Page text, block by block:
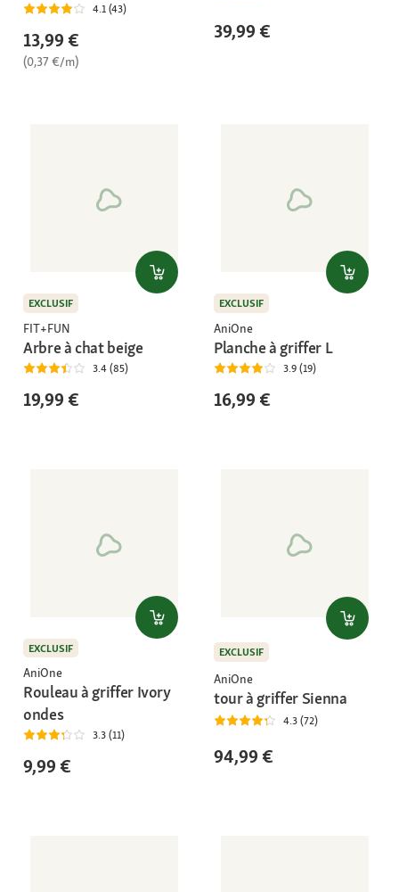
4.1 (43)
13,99 €
(0,37 €/m)
39,99 €
EXCLUSIF
FIT+FUN
Arbre à chat beige
3.4 (85)
19,99 €
EXCLUSIF
AniOne
Planche à griffer L
3.9 (19)
16,99 €
EXCLUSIF
AniOne
Rouleau à griffer Ivory
ondes
3.3 (11)
9,99 €
EXCLUSIF
AniOne
tour à griffer Sienna
4.3 (72)
94,99 €